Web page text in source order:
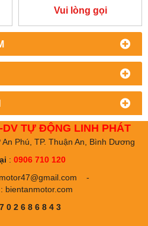
KCLY, KOC600 - 7.5KW
Vui lòng gọi
DV TỰ ĐỘNG LINH PHÁT
Phú, TP. Thuận An, Bình Dương
: 0906 710 120
-
: bientanmotor.com
0 2 6 8 6 8 4 3